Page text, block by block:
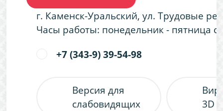
г. Каменск-Уральский, ул. Трудовые
Часы работы: понедельник - пятница с
+7 (343-9) 39-54-98
Версия для
слабовидящих
3D